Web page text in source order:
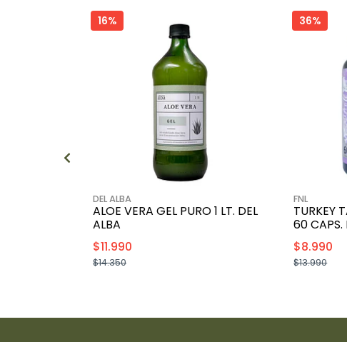
16%
DEL ALBA
ALOE VERA GEL PURO 1 LT. DEL
ALBA
$11.990
$14.350
36%
FNL
TURKEY
60 CAPS.
$8.990
$13.990